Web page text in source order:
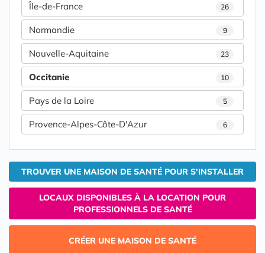
Île-de-France 26
Normandie 9
Nouvelle-Aquitaine 23
Occitanie 10
Pays de la Loire 5
Provence-Alpes-Côte-D'Azur 6
TROUVER UNE MAISON DE SANTÉ POUR S'INSTALLER
LOCAUX DISPONIBLES À LA LOCATION POUR
PROFESSIONNELS DE SANTÉ
CRÉER UNE MAISON DE SANTÉ